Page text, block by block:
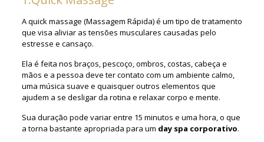
A quick massage (Massagem Rápida) é um tipo de tratamento
que visa aliviar as tensões musculares causadas pelo
estresse e cansaço.
Ela é feita nos braços, pescoço, ombros, costas, cabeça e
mãos e a pessoa deve ter contato com um ambiente calmo,
uma música suave e quaisquer outros elementos que
ajudem a se desligar da rotina e relaxar corpo e mente.
Sua duração pode variar entre 15 minutos e uma hora, o que
a torna bastante apropriada para um day spa corporativo.